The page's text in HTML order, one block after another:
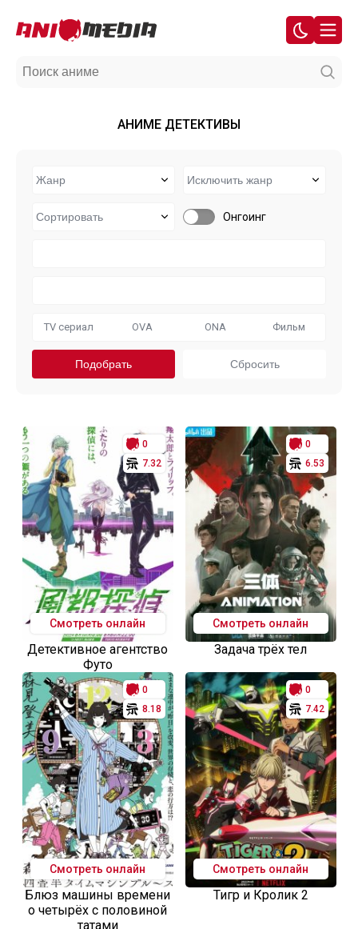
АНИМЕ ДЕТЕКТИВЫ
Онгоинг
TV сериал OVA ONA Фильм
0
7.32
Смотреть онлайн
Детективное агентство
Футо
0
6.53
Смотреть онлайн
Задача трёх тел
0
8.18
Смотреть онлайн
Блюз машины времени
о четырёх с половиной
татами
0
7.42
Смотреть онлайн
Тигр и Кролик 2